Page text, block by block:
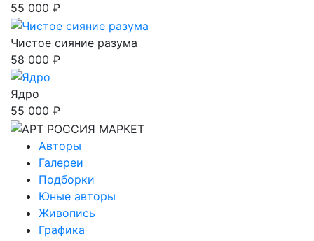
55 000 ₽
Чистое сияние разума
58 000 ₽
Ядро
55 000 ₽
Авторы
Галереи
Подборки
Юные авторы
Живопись
Графика